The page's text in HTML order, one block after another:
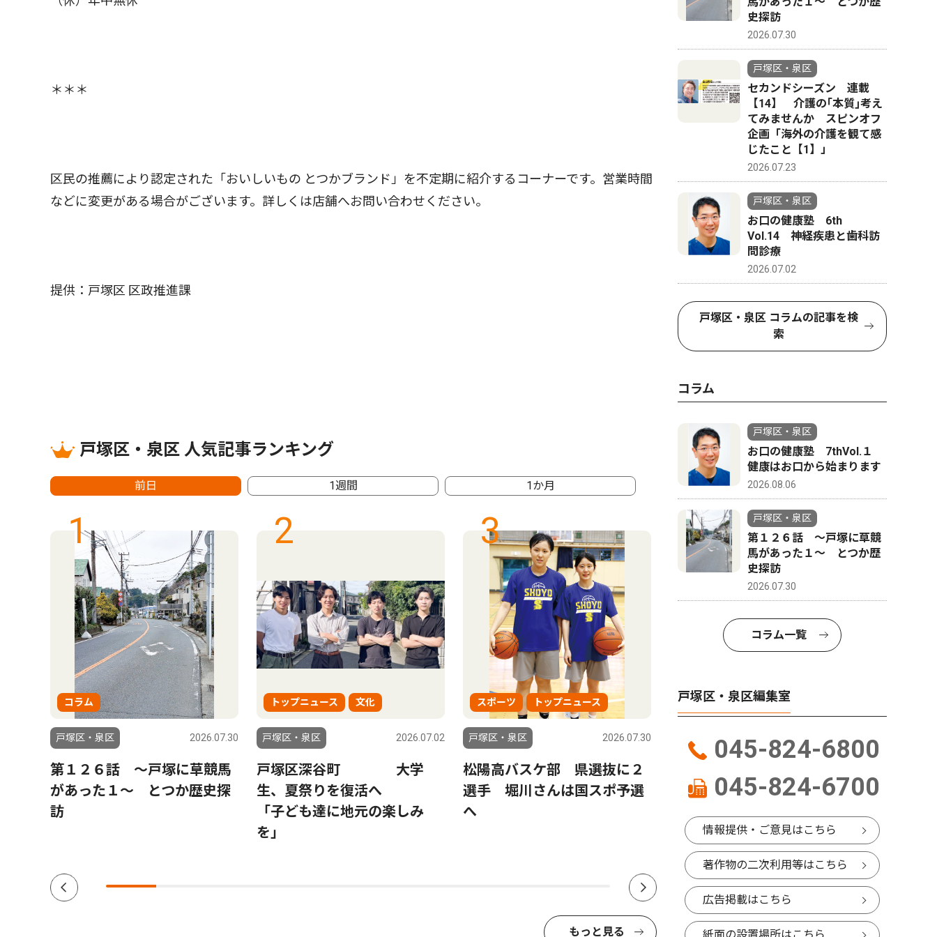
＊＊＊
区民の推薦により認定された「おいしいもの とつかブランド」を不定期に紹介するコーナーです。営業時間
などに変更がある場合がございます。詳しくは店舗へお問い合わせください。
提供：戸塚区 区政推進課
戸塚区・泉区 人気記事ランキング
前日 1週間 1か月
1
コラム
戸塚区・泉区 2026.07.30
第１２６話 〜戸塚に草競馬
があった１〜 とつか歴史探
訪
2
トップニュース 文化
戸塚区・泉区 2026.07.02
戸塚区深谷町 大学
生、夏祭りを復活へ
「子ども達に地元の楽しみ
を」
3
スポーツ トップニュース
戸塚区・泉区 2026.07.30
松陽高バスケ部 県選抜に２
選手 堀川さんは国スポ予選
へ
4
スポーツ
戸塚区・泉区 2026.07.30
（51） 挑戦続ける｢遅咲
も立ち上げ
る「横浜
ん 大洋
役 66歳
もっと見る
史探訪
2026.07.30
戸塚区・泉区
セカンドシーズン 連載
【14】 介護の｢本質｣考え
てみませんか スピンオフ
企画「海外の介護を観て感
じたこと【1】」
2026.07.23
戸塚区・泉区
お口の健康塾 6th
Vol.14 神経疾患と歯科訪
問診療
2026.07.02
戸塚区・泉区 コラムの記事を検
索
コラム
戸塚区・泉区
お口の健康塾 7thVol.１
健康はお口から始まります
2026.08.06
戸塚区・泉区
第１２６話 〜戸塚に草競
馬があった１〜 とつか歴
史探訪
2026.07.30
コラム一覧
戸塚区・泉区編集室
045-824-6800
045-824-6700
情報提供・ご意見はこちら
著作物の二次利用等はこちら
広告掲載はこちら